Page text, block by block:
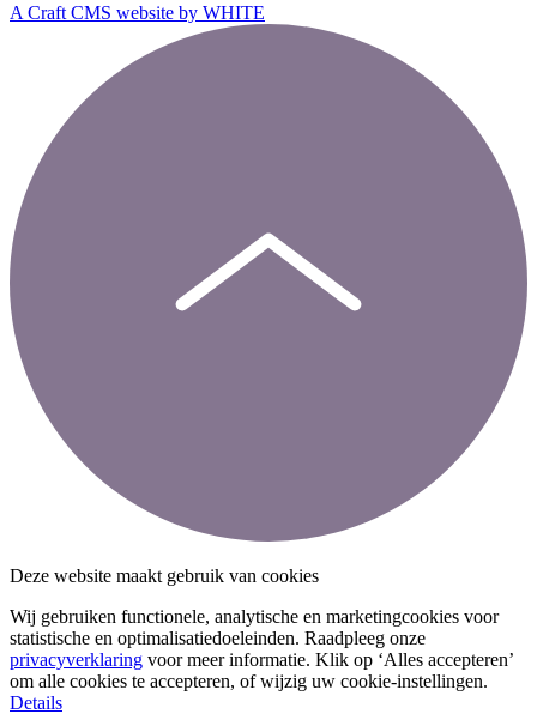
A Craft CMS website by WHITE
Deze website maakt gebruik van cookies
Wij gebruiken functionele, analytische en marketingcookies voor
statistische en optimalisatiedoeleinden. Raadpleeg onze
privacyverklaring voor meer informatie. Klik op ‘Alles accepteren’
om alle cookies te accepteren, of wijzig uw cookie-instellingen.
Details